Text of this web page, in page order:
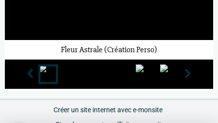
Fleur Astrale (Création Perso)
Créer un site internet avec e-monsite